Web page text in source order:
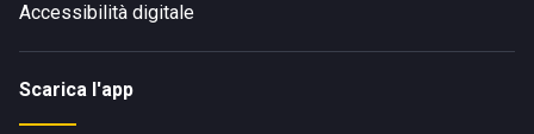
Accessibilità digitale
Scarica l'app